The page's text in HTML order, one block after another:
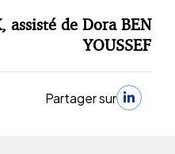
assisté de Dora BEN
YOUSSEF
Partager sur